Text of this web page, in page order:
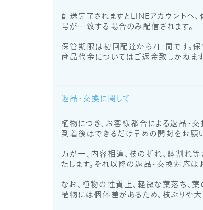
配送完了されますとLINEアカウントへ
号が一致する場合のみ配信されます。
保管期限は初回配達から7日間です。保
商品代金についてはご返金致しかねます
返品・交換に関して
植物につき、お客様都合による返品・交
到着後はできるだけ早めの開封をお願い
万が一、内容相違、枝の折れ、鉢割れ
たします。それ以降の返品・交換対応は
なお、植物の性質上、軽微な葉落ち、葉
植物には個体差があるため、枝ぶりや